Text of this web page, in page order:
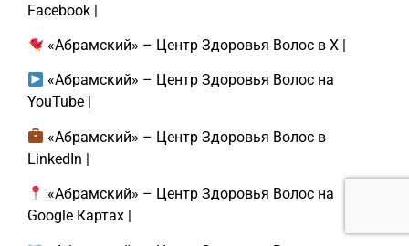
Facebook |
«Абрамский» – Центр Здоровья Волос в X |
«Абрамский» – Центр Здоровья Волос на
YouTube
«Абрамский» – Центр Здоровья Волос в
LinkedIn |
«Абрамский» – Центр Здоровья Волос на
Google Картах